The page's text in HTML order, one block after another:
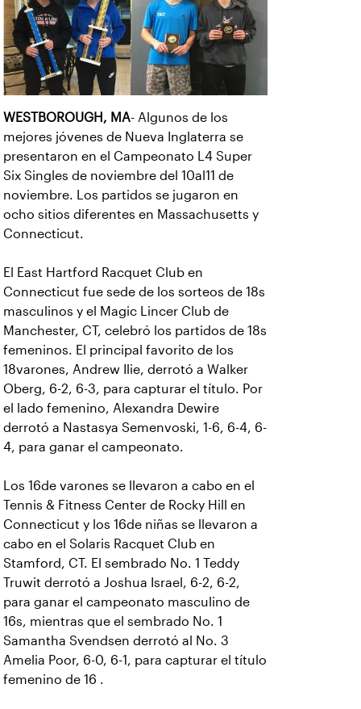
WESTBOROUGH, MA- Algunos de los
mejores jóvenes de Nueva Inglaterra se
presentaron en el Campeonato L4 Super
Six Singles de noviembre del 10al11 de
noviembre. Los partidos se jugaron en
ocho sitios diferentes en Massachusetts y
Connecticut.
El East Hartford Racquet Club en
Connecticut fue sede de los sorteos de 18s
masculinos y el Magic Lincer Club de
Manchester, CT, celebró los partidos de 18s
femeninos. El principal favorito de los
18varones, Andrew Ilie, derrotó a Walker
Oberg, 6-2, 6-3, para capturar el título. Por
el lado femenino, Alexandra Dewire
derrotó a Nastasya Semenvoski, 1-6, 6-4, 6-
4, para ganar el campeonato.
Los 16de varones se llevaron a cabo en el
Tennis & Fitness Center de Rocky Hill en
Connecticut y los 16de niñas se llevaron a
cabo en el Solaris Racquet Club en
Stamford, CT. El sembrado No. 1 Teddy
Truwit derrotó a Joshua Israel, 6-2, 6-2,
para ganar el campeonato masculino de
16s, mientras que el sembrado No. 1
Samantha Svendsen derrotó al No. 3
Amelia Poor, 6-0, 6-1, para capturar el título
femenino de 16 .